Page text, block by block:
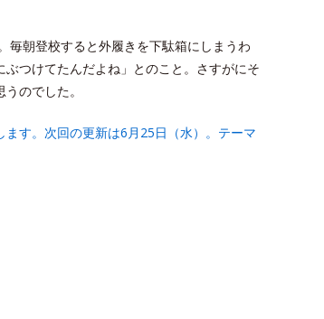
毎朝登校すると外履きを下駄箱にしまうわ
つけてたんだよね」とのこと。さすがにそ
のでした。
す。次回の更新は6月25日（水）。テーマ